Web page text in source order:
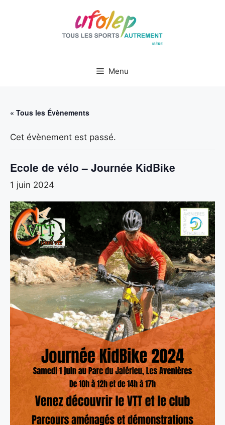
Menu
« Tous les Évènements
Cet évènement est passé.
Ecole de vélo – Journée KidBike
1 juin 2024